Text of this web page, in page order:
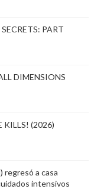
PART
DIMENSIONS
KILLS! (2026)
regresó a casa
intensivos